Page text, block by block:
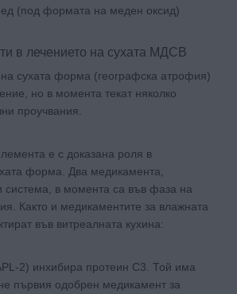
(под формата на меден оксид)
в лечението на сухата МДСВ
сухата форма (географска атрофия)
но в момента текат няколко
проучвания.
е с доказана роля в
форма. Два медикамента,
система, в момента са във фаза на
Както и медикаментите за влажната
във витреалната кухина:
2) инхибира протеин C3. Той има
първия одобрен медикамент за